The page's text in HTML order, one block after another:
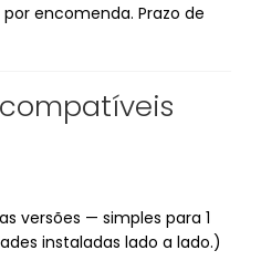
encomenda. Prazo de
versões — simples para 1
instaladas lado a lado.)